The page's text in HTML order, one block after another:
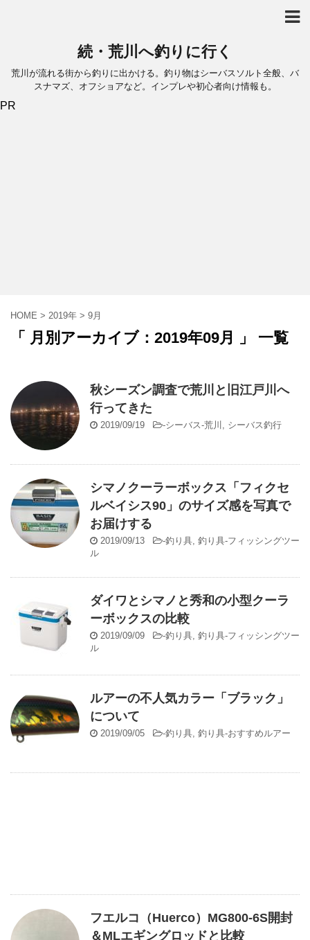
続・荒川へ釣りに行く
荒川が流れる街から釣りに出かける。釣り物はシーバスソルト全般、バ
スナマズ、オフショアなど。インプレや初心者向け情報も。
PR
HOME > 2019年 > 9月
「 月別アーカイブ：2019年09月 」 一覧
秋シーズン調査で荒川と旧江戸川へ
行ってきた
2019/09/19 -シーバス-荒川 , シーバス釣行
シマノクーラーボックス「フィクセ
ルベイシス90」のサイズ感を写真で
お届けする
2019/09/13 -釣り具, 釣り具-フィッシングツー
ル
ダイワとシマノと秀和の小型クーラ
ーボックスの比較
2019/09/09 -釣り具, 釣り具-フィッシングツー
ル
ルアーの不人気カラー「ブラック」
について
2019/09/05 -釣り具, 釣り具-おすすめルアー
フエルコ（Huerco）MG800-6S開封
＆MLエギングロッドと比較